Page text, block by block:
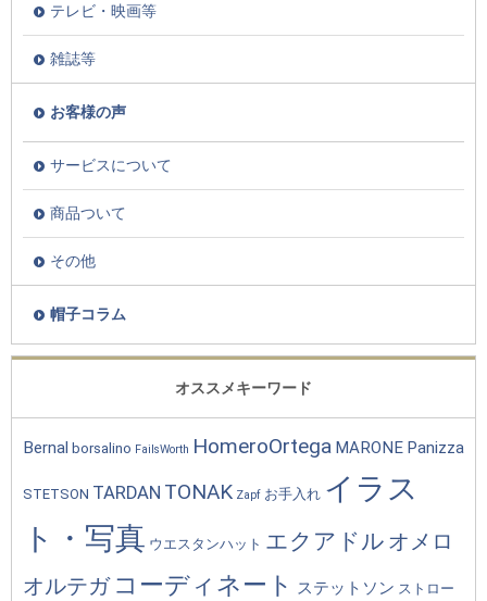
テレビ・映画等
雑誌等
お客様の声
サービスについて
商品ついて
その他
帽子コラム
オススメキーワード
Bernal borsalino FailsWorth HomeroOrtega MARONE Panizza
STETSON TARDAN TONAK Zapf お手入れ イラス
ト・写真 ウエスタンハット エクアドル オメロ
オルテガ コーディネート ステットソン ストロー